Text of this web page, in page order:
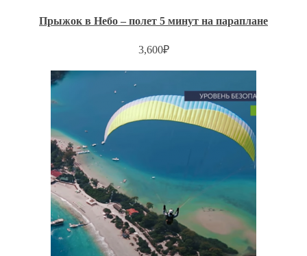
Прыжок в Небо – полет 5 минут на параплане
3,600₽